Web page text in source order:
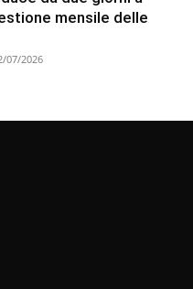
mensile delle
07/2026